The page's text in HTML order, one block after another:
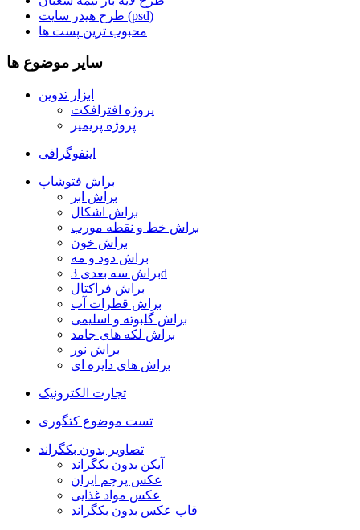
طرح هیدر سایت (psd)
محبوب ترین پست ها
سایر موضوع ها
ابزار تدوین
پروژه افترافکت
پروژه پریمیر
اینفوگرافی
براش فتوشاپ
براش ابر
براش اشکال
براش خط و نقطه مورب
براش خون
براش دود و مه
براش سه بعدی 3d
براش فراکتال
براش قطرات آب
براش گلبوته و اسلیمی
براش لکه های جامد
براش نور
براش های دایره ای
تجارت الکترونیک
تست موضوع کتگوری
تصاویر بدون بکگراند
آیکن بدون بکگراند
عکس پرچم ایران
عکس مواد غذایی
قاب عکس بدون بکگراند